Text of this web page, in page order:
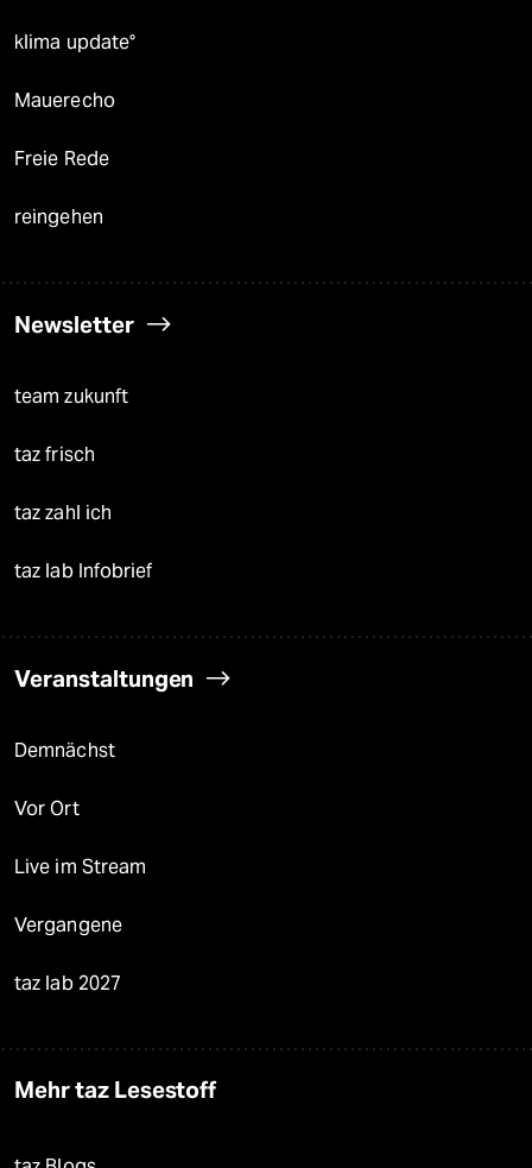
klima update°
Mauerecho
Freie Rede
reingehen
Newsletter
team zukunft
taz frisch
taz zahl ich
taz lab Infobrief
Veranstaltungen
Demnächst
Vor Ort
Live im Stream
Vergangene
taz lab 2027
Mehr taz Lesestoff